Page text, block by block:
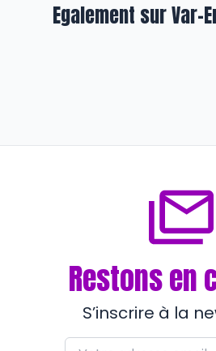
Egalement sur Var-
Restons en
S’inscrire à la